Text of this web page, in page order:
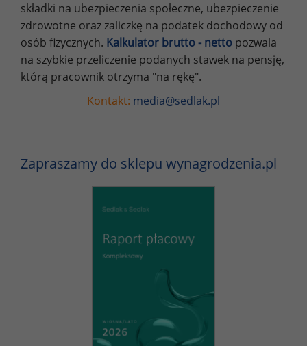
składki na ubezpieczenia społeczne, ubezpieczenie
zdrowotne oraz zaliczkę na podatek dochodowy od
osób fizycznych. Kalkulator brutto - netto pozwala
na szybkie przeliczenie podanych stawek na pensję,
którą pracownik otrzyma "na rękę".
Kontakt: media@sedlak.pl
Zapraszamy do sklepu wynagrodzenia.pl